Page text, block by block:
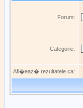
Forum:
Categorie:
Afi�eaz� rezultatele ca: